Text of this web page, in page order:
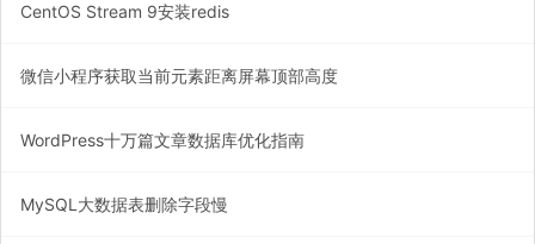
CentOS Stream 9安装redis
微信小程序获取当前元素距离屏幕顶部高度
WordPress十万篇文章数据库优化指南
MySQL大数据表删除字段慢